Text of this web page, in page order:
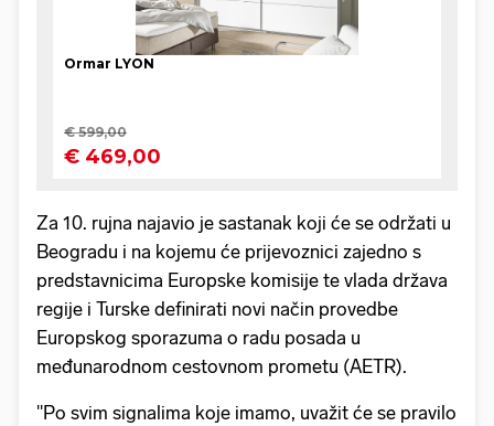
Za 10. rujna najavio je sastanak koji će se održati u
Beogradu i na kojemu će prijevoznici zajedno s
predstavnicima Europske komisije te vlada država
regije i Turske definirati novi način provedbe
Europskog sporazuma o radu posada u
međunarodnom cestovnom prometu (AETR).
"Po svim signalima koje imamo, uvažit će se pravilo